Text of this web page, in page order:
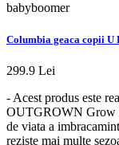
babyboomer
Columbia geaca copii U
299.9 Lei
- Acest produs este
OUTGROWN Grow
de viata a
reziste mai multe